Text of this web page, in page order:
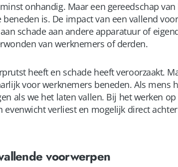
onhandig. Maar een gereedschap
is. De impact van een vallend
schade aan andere apparatuur of
van werknemers of derden.
heeft en schade heeft veroorzaakt.
voor werknemers beneden. Als mens
als we het laten vallen. Bij het werken
verliest en mogelijk direct
voorwerpen